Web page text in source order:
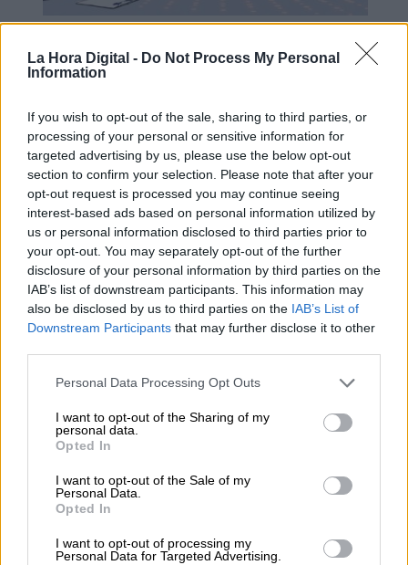
La Hora Digital - Do Not Process My Personal
Information
If you wish to opt-out of the sale, sharing to third parties, or
processing of your personal or sensitive information for
targeted advertising by us, please use the below opt-out
section to confirm your selection. Please note that after your
opt-out request is processed you may continue seeing
interest-based ads based on personal information utilized by
us or personal information disclosed to third parties prior to
your opt-out. You may separately opt-out of the further
disclosure of your personal information by third parties on the
IAB’s list of downstream participants. This information may
also be disclosed by us to third parties on the IAB’s List of
Downstream Participants that may further disclose it to other
Personal Data Processing Opt Outs
I want to opt-out of the Sharing of my
personal data.
Opted In
I want to opt-out of the Sale of my
Personal Data.
Opted In
I want to opt-out of processing my
Personal Data for Targeted Advertising.
Operación Chamartín, "licencia para
especular"
Trajes brillantes y boas coloridas:
Harry Styles vuelve a pisar los